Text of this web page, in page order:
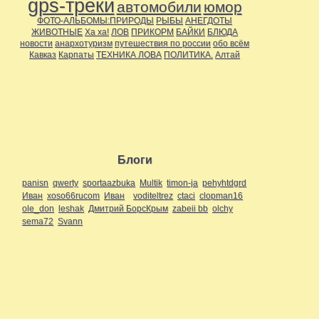
gps-треки автомобили юмор
ФОТО-АЛЬБОМЫ:ПРИРОДЫ РЫБЫ АНЕГДОТЫ
ЖИВОТНЫЕ Ха ха! ЛОВ ПРИКОРМ БАЙКИ БЛЮДА
новости анархотуризм путешествия по россии обо всём
Кавказ Карпаты ТЕХНИКА ЛОВА ПОЛИТИКА. Алтай
Блоги
panisn qwerty sportaazbuka Multik timon-ja pehyhtdgrd
Иван xoso66rucom Иван voditeltrez ctaci clopman16
ole_don leshak Дмитрий БорсКрым zabeii bb olchy
sema72 Svann